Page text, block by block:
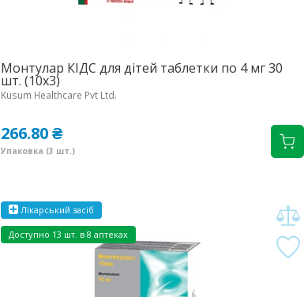
Монтулар КІДС для дітей таблетки по 4 мг 30
шт. (10х3)
Kusum Healthcare Pvt Ltd.
266.80 ₴
Упаковка (3 шт.)
Лікарський засіб
Доступно 13 шт. в 8 аптеках